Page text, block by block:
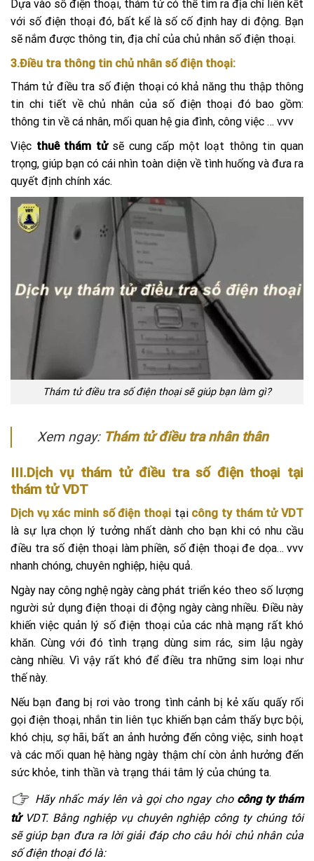
Dựa vào số điện thoại, thám tử có thể tìm ra địa chỉ liên kết
với số điện thoại đó, bất kể là số cố định hay di động. Bạn
sẽ nắm được thông tin, địa chỉ của chủ nhân số điện thoại.
3.Điều tra thông tin chủ nhân số điện thoại:
Thám tử điều tra số điện thoại có khả năng thu thập thông
tin chi tiết về chủ nhân của số điện thoại đó bao gồm:
thông tin về cá nhân, mối quan hệ gia đình, công việc … vvv
Việc thuê thám tửsẽ cung cấp một loạt thông tin quan
trọng, giúp bạn có cái nhìn toàn diện về tình huống và đưa ra
quyết định chính xác.
Thám tử điều tra số điện thoại sẽ giúp bạn làm gì?
Xem ngay: Thám tử điều tra nhân thân
III.Dịch vụ thám tử điều tra số điện thoại tại
thám tử VDT
Dịch vụ xác minh số điện thoại tại công ty thám tử VDT
là sự lựa chọn lý tưởng nhất dành cho bạn khi có nhu cầu
điều tra số điện thoại làm phiền, số điện thoại đe dọa… vvv
nhanh chóng, chuyên nghiệp, hiệu quả.
Ngày nay công nghệ ngày càng phát triển kéo theo số lượng
người sử dụng điện thoại di động ngày càng nhiều. Điều này
khiến việc quản lý số điện thoại của các nhà mạng rất khó
khăn. Cùng với đó tình trạng dùng sim rác, sim lậu ngày
càng nhiều. Vì vậy rất khó để điều tra những sim loại như
thế này.
Nếu bạn đang bị rơi vào trong tình cảnh bị kẻ xấu quấy rối
gọi điện thoại, nhắn tin liên tục khiến bạn cảm thấy bực bội,
khó chịu, sợ hãi, bất an ảnh hưởng đến công việc, sinh hoạt
và các mối quan hệ hàng ngày thậm chí còn ảnh hưởng đến
sức khỏe, tinh thần và trạng thái tâm lý của chúng ta.
Hãy nhấc máy lên và gọi cho ngay cho công ty thám
tửVDT. Bằng nghiệp vụ chuyên nghiệp công ty chúng tôi
sẽ giúp bạn đưa ra lời giải đáp cho câu hỏi chủ nhân của
số điện thoại đó là: